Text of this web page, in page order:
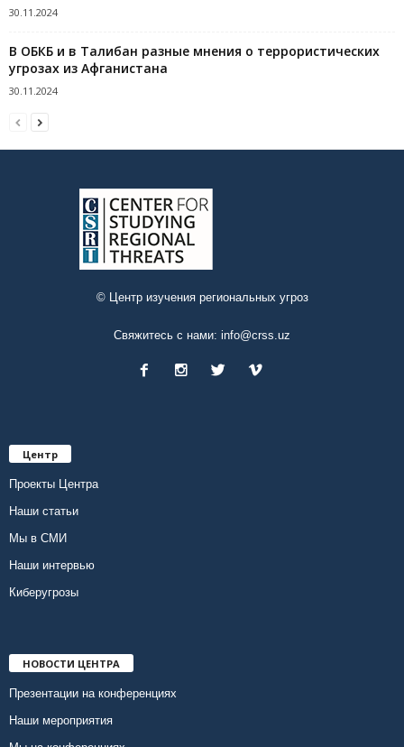
30.11.2024
В ОБКБ и в Талибан разные мнения о террористических
угрозах из Афганистана
30.11.2024
© Центр изучения региональных угроз
Свяжитесь с нами: info@crss.uz
Центр
Проекты Центра
Наши статьи
Мы в СМИ
Наши интервью
Киберугрозы
НОВОСТИ ЦЕНТРА
Презентации на конференциях
Наши мероприятия